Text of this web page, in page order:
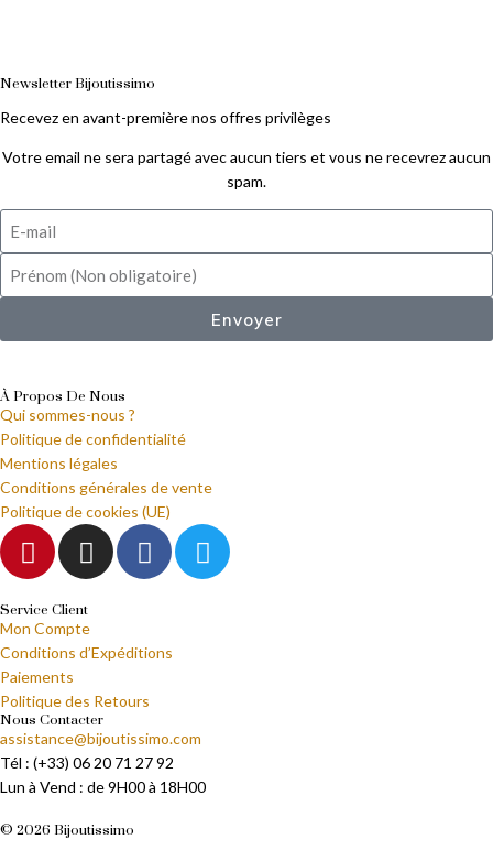
Newsletter Bijoutissimo
Recevez en avant-première nos offres privilèges
Votre email ne sera partagé avec aucun tiers et vous ne recevrez aucun
spam.
Envoyer
À Propos De Nous
Qui sommes-nous ?
Politique de confidentialité
Mentions légales
Conditions générales de vente
Politique de cookies (UE)
Service Client
Mon Compte
Conditions d’Expéditions
Paiements
Politique des Retours
Nous Contacter
assistance@bijoutissimo.com
Tél : (+33) 06 20 71 27 92
Lun à Vend : de 9H00 à 18H00
© 2026 Bijoutissimo